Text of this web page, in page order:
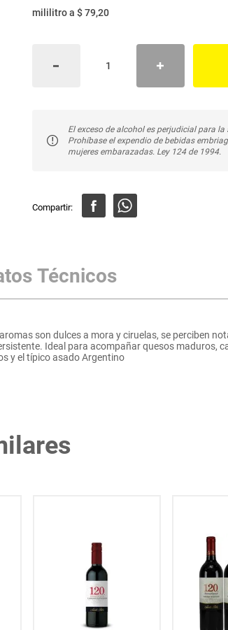
mililitroa $ 79,20
El exceso de alcohol es perjudicial para la
Prohíbase el expendio de bebidas
mujeres embarazadas. Ley 124 de 1994.
Técnicos
son dulces a mora y ciruelas, se perciben
Ideal para acompañar quesos maduros,
y el típico asado Argentino